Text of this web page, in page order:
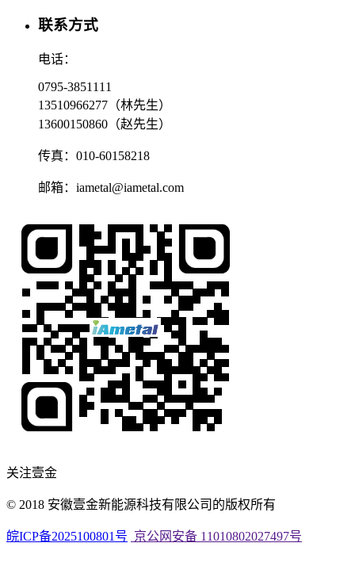
联系方式
电话：
0795-3851111
13510966277（林先生）
13600150860（赵先生）
传真：010-60158218
邮箱：iametal@iametal.com
关注壹金
© 2018 安徽壹金新能源科技有限公司的版权所有
皖ICP备2025100801号 京公网安备 11010802027497号